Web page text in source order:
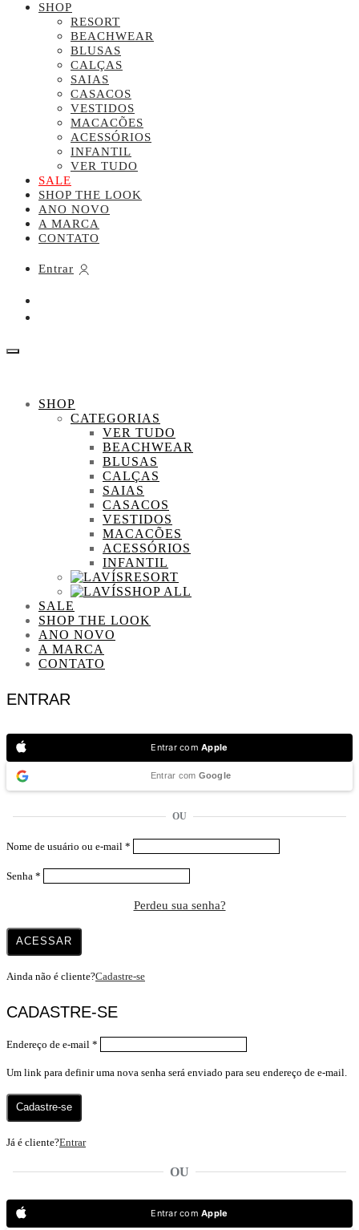
SHOP
RESORT
BEACHWEAR
BLUSAS
CALÇAS
SAIAS
CASACOS
VESTIDOS
MACACÕES
ACESSÓRIOS
INFANTIL
VER TUDO
SALE
SHOP THE LOOK
ANO NOVO
A MARCA
CONTATO
Entrar
SHOP
CATEGORIAS
VER TUDO
BEACHWEAR
BLUSAS
CALÇAS
SAIAS
CASACOS
VESTIDOS
MACACÕES
ACESSÓRIOS
INFANTIL
RESORT
SHOP ALL
SALE
SHOP THE LOOK
ANO NOVO
A MARCA
CONTATO
ENTRAR
Entrar comApple
Entrar com Google
OU
Nome de usuário ou e-mail *
Senha *
Perdeu sua senha?
ACESSAR
Ainda não é cliente?Cadastre-se
CADASTRE-SE
Endereço de e-mail *
Um link para definir uma nova senha será enviado para seu endereço de e-mail.
Cadastre-se
Já é cliente?Entrar
OU
Entrar comApple